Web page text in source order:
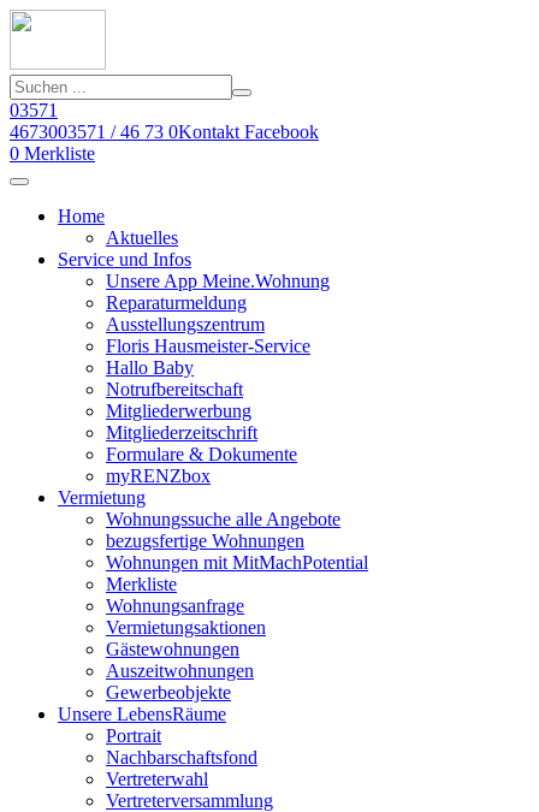
03571
4673003571 / 46 73 0Kontakt Facebook
0 Merkliste
Home
Aktuelles
Service und Infos
Unsere App Meine.Wohnung
Reparaturmeldung
Ausstellungszentrum
Floris Hausmeister-Service
Hallo Baby
Notrufbereitschaft
Mitgliederwerbung
Mitgliederzeitschrift
Formulare & Dokumente
myRENZbox
Vermietung
Wohnungssuche alle Angebote
bezugsfertige Wohnungen
Wohnungen mit MitMachPotential
Merkliste
Wohnungsanfrage
Vermietungsaktionen
Gästewohnungen
Auszeitwohnungen
Gewerbeobjekte
Unsere LebensRäume
Portrait
Nachbarschaftsfond
Vertreterwahl
Vertreterversammlung